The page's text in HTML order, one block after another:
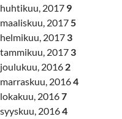
huhtikuu, 2017 9
maaliskuu, 20175
helmikuu, 2017 3
tammikuu, 2017 3
joulukuu, 2016 2
marraskuu, 20164
lokakuu, 20167
syyskuu, 20164